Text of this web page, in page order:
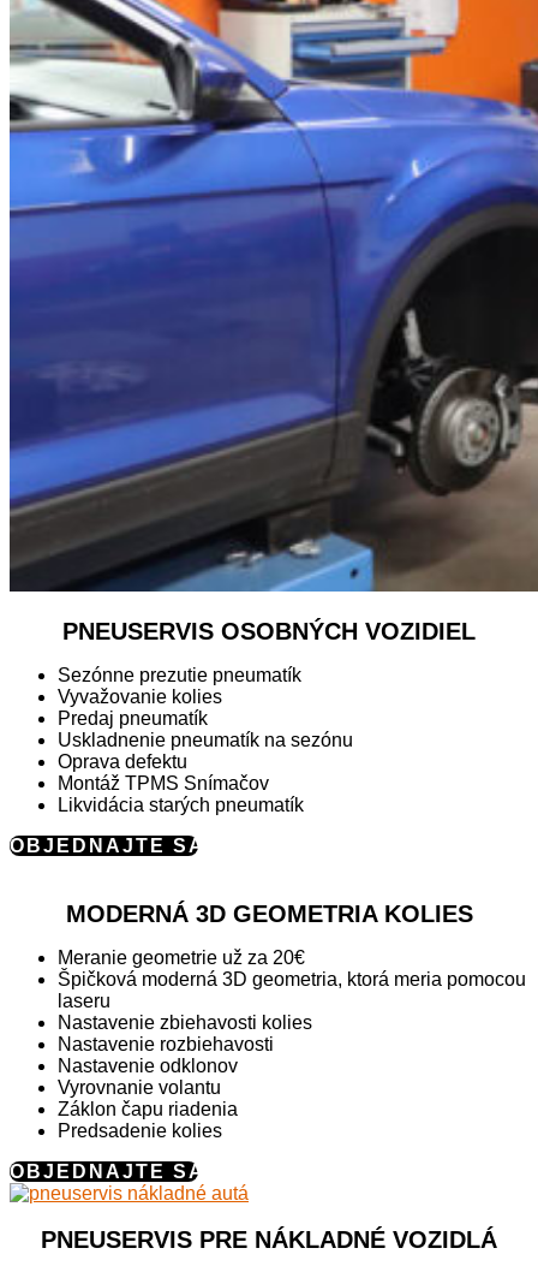
PNEUSERVIS OSOBNÝCH VOZIDIEL
Sezónne prezutie pneumatík
Vyvažovanie kolies
Predaj pneumatík
Uskladnenie pneumatík na sezónu
Oprava defektu
Montáž TPMS Snímačov
Likvidácia starých pneumatík
OBJEDNAJTE SA
MODERNÁ 3D GEOMETRIA KOLIES
Meranie geometrie už za 20€
Špičková moderná 3D geometria, ktorá meria pomocou
laseru
Nastavenie zbiehavosti kolies
Nastavenie rozbiehavosti
Nastavenie odklonov
Vyrovnanie volantu
Záklon čapu riadenia
Predsadenie kolies
OBJEDNAJTE SA
PNEUSERVIS PRE NÁKLADNÉ VOZIDLÁ